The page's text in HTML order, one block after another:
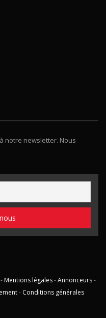
notre newsletter. Nous
Mentions légales-Annonceurs-
- Conditions générales